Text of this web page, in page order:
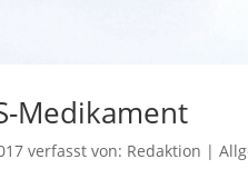
Medikament
verfasst von: Redaktion |